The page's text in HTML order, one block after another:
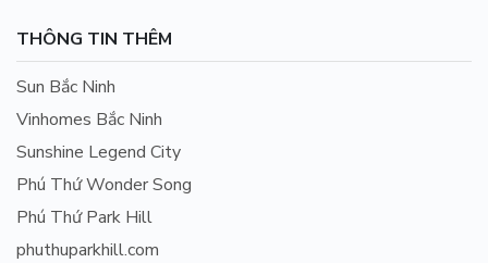
THÔNG TIN THÊM
Sun Bắc Ninh
Vinhomes Bắc Ninh
Sunshine Legend City
Phú Thứ Wonder Song
Phú Thứ Park Hill
phuthuparkhill.com